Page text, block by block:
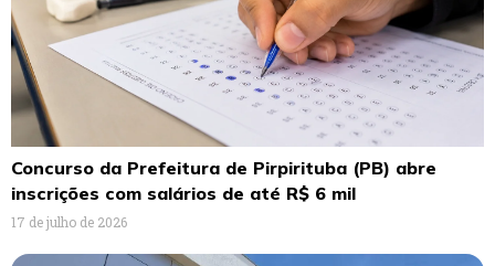
Concurso da Prefeitura de Pirpirituba (PB) abre
inscrições com salários de até R$ 6 mil
17 de julho de 2026